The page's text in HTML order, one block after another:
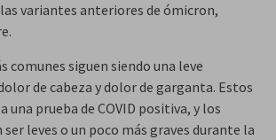
variantes anteriores de ómicron,
comunes siguen siendo una leve
de cabeza y dolor de garganta. Estos
una prueba de COVID positiva, y los
leves o un poco más graves durante la